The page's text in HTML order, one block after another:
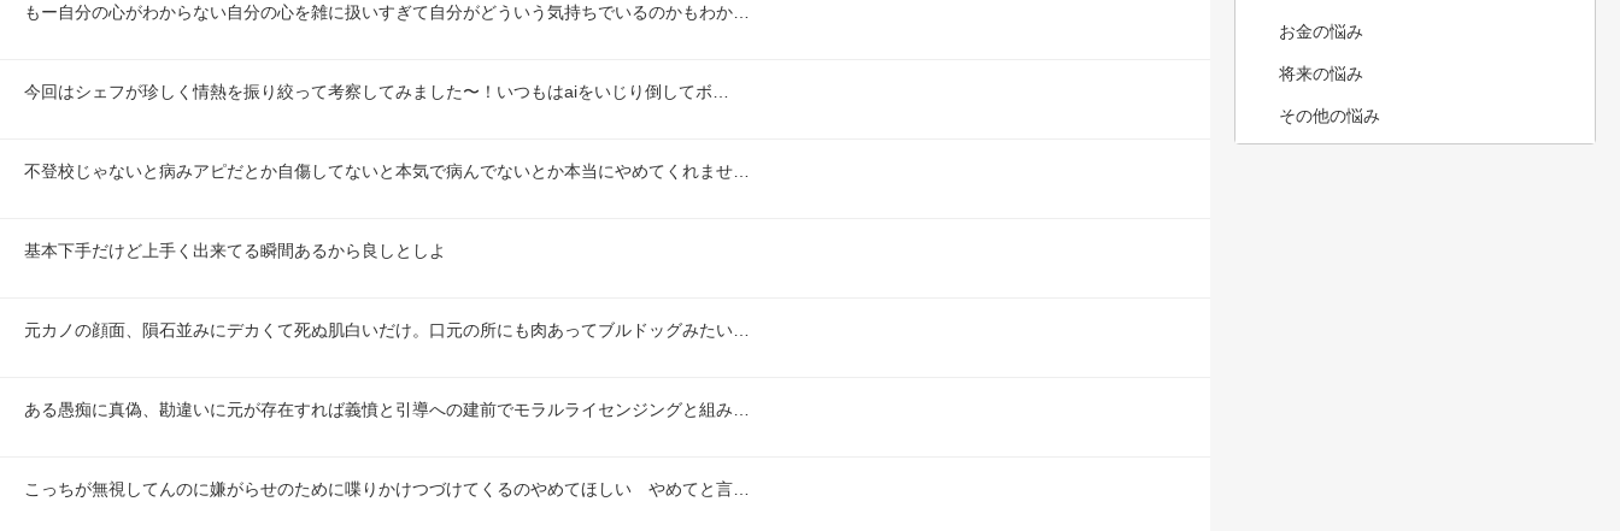
もー自分の心がわからない自分の心を雑に扱いすぎて自分がどういう気持ちでいるのかもわか…
今回はシェフが珍しく情熱を振り絞って考察してみました〜！いつもはaiをいじり倒してボ…
不登校じゃないと病みアピだとか自傷してないと本気で病んでないとか本当にやめてくれませ…
基本下手だけど上手く出来てる瞬間あるから良しとしよ
元カノの顔面、隕石並みにデカくて死ぬ肌白いだけ。口元の所にも肉あってブルドッグみたい…
ある愚痴に真偽、勘違いに元が存在すれば義憤と引導への建前でモラルライセンジングと組み…
こっちが無視してんのに嫌がらせのために喋りかけつづけてくるのやめてほしい　やめてと言…
お金の悩み
将来の悩み
その他の悩み